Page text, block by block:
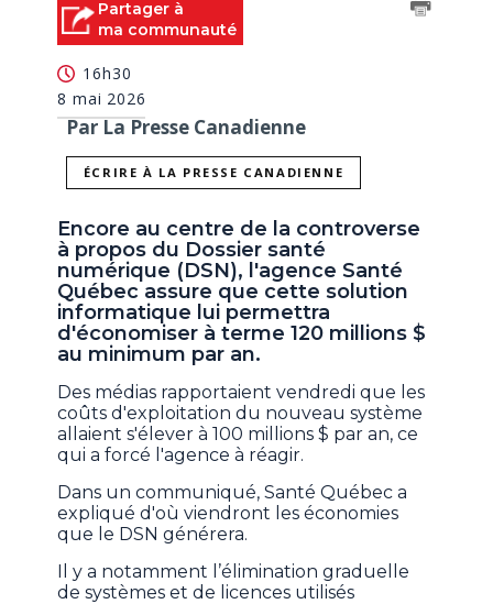
Partager à
ma communauté
16h30
8 mai 2026
Par La Presse Canadienne
ÉCRIRE À LA PRESSE CANADIENNE
Encore au centre de la controverse
à propos du Dossier santé
numérique (DSN), l'agence Santé
Québec assure que cette solution
informatique lui permettra
d'économiser à terme 120 millions $
au minimum par an.
Des médias rapportaient vendredi que les
coûts d'exploitation du nouveau système
allaient s'élever à 100 millions $ par an, ce
qui a forcé l'agence à réagir.
Dans un communiqué, Santé Québec a
expliqué d'où viendront les économies
que le DSN générera.
Il y a notamment l’élimination graduelle
de systèmes et de licences utilisés